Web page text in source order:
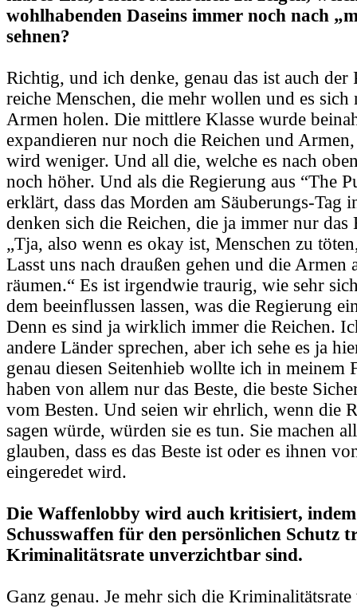
wohlhabenden Daseins immer noch nach
sehnen?
Richtig, und ich denke, genau das ist auch der
reiche Menschen, die mehr wollen und es sich
Armen holen. Die mittlere Klasse wurde
expandieren nur noch die Reichen und
wird weniger. Und all die, welche es nach
noch höher. Und als die Regierung aus “The
erklärt, dass das Morden am Säuberungs-Tag
denken sich die Reichen, die ja immer nur das
„Tja, also wenn es okay ist, Menschen zu
Lasst uns nach draußen gehen und die Armen
räumen.“ Es ist irgendwie traurig, wie sehr
dem beeinflussen lassen, was die Regierung
Denn es sind ja wirklich immer die Reichen.
andere Länder sprechen, aber ich sehe es ja
genau diesen Seitenhieb wollte ich in meinem
haben von allem nur das Beste, die beste
vom Besten. Und seien wir ehrlich, wenn die
sagen würde, würden sie es tun. Sie machen
glauben, dass es das Beste ist oder es ihnen
eingeredet wird.
Die Waffenlobby wird auch kritisiert, indem
Schusswaffen für den persönlichen Schutz
Kriminalitätsrate unverzichtbar sind.
Ganz genau. Je mehr sich die